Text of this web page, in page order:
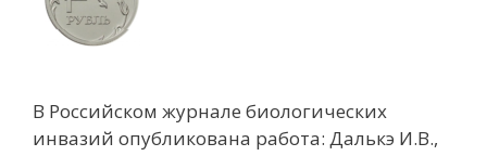
В Российском журнале биологических
инвазий опубликована работа: Далькэ И.В.,